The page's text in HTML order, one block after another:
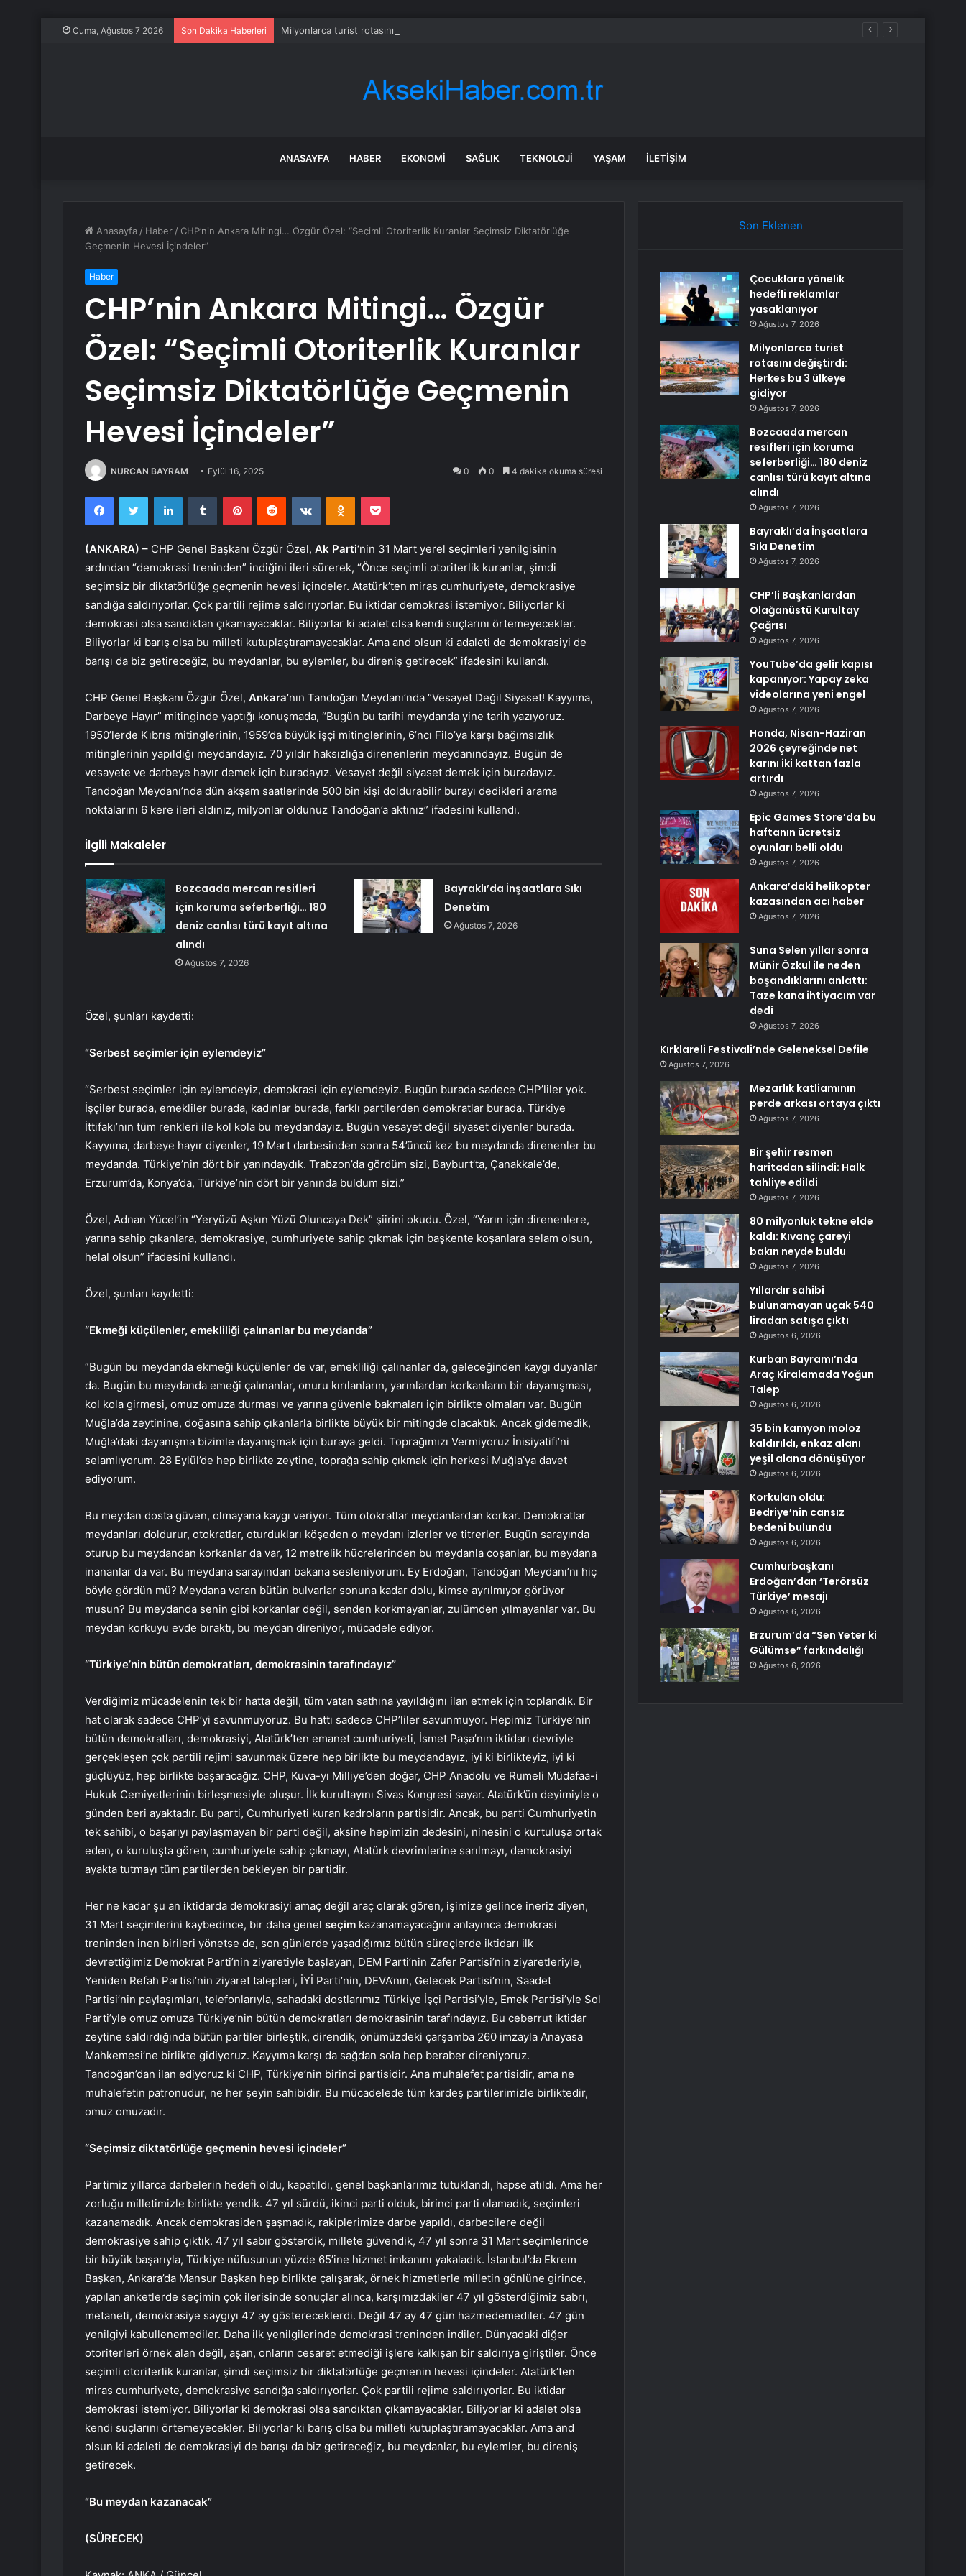
Cuma, Ağustos 7 2026 Son Dakika Haberleri Milyonlarca turist rotasını değiştirdi: Herkes bu 3 ülkeye gidiyor
ANASAYFA HABER EKONOMI SAĞLIK TEKNOLOJI YAŞAM İLETIŞIM
Anasayfa / Haber / CHP’nin Ankara Mitingi… Özgür Özel: “Seçimli Otoriterlik Kuranlar Seçimsiz Diktatörlüğe
Geçmenin Hevesi İçindeler”
Haber
CHP’nin Ankara Mitingi… Özgür
Özel: “Seçimli Otoriterlik Kuranlar
Seçimsiz Diktatörlüğe Geçmenin
Hevesi İçindeler”
NURCAN BAYRAM Eylül 16, 2025 0 0 4 dakika okuma süresi
FacebookTwitter LinkedInTumblr PinterestReddit VKontakteOdnoklassniki
Pocket
(ANKARA) – CHP Genel Başkanı Özgür Özel, Ak Parti‘nin 31 Mart yerel seçimleri yenilgisinin
ardından “demokrasi treninden” indiğini ileri sürerek, “Önce seçimli otoriterlik kuranlar, şimdi
seçimsiz bir diktatörlüğe geçmenin hevesi içindeler. Atatürk’ten miras cumhuriyete, demokrasiye
sandığa saldırıyorlar. Çok partili rejime saldırıyorlar. Bu iktidar demokrasi istemiyor. Biliyorlar ki
demokrasi olsa sandıktan çıkamayacaklar. Biliyorlar ki adalet olsa kendi suçlarını örtemeyecekler.
Biliyorlar ki barış olsa bu milleti kutuplaştıramayacaklar. Ama and olsun ki adaleti de demokrasiyi de
barışı da biz getireceğiz, bu meydanlar, bu eylemler, bu direniş getirecek” ifadesini kullandı.
CHP Genel Başkanı Özgür Özel, Ankara‘nın Tandoğan Meydanı’nda “Vesayet Değil Siyaset! Kayyıma,
Darbeye Hayır” mitinginde yaptığı konuşmada, “Bugün bu tarihi meydanda yine tarih yazıyoruz.
1950’lerde Kıbrıs mitinglerinin, 1959’da büyük işçi mitinglerinin, 6’ncı Filo’ya karşı bağımsızlık
mitinglerinin yapıldığı meydandayız. 70 yıldır haksızlığa direnenlerin meydanındayız. Bugün de
vesayete ve darbeye hayır demek için buradayız. Vesayet değil siyaset demek için buradayız.
Tandoğan Meydanı’nda dün akşam saatlerinde 500 bin kişi doldurabilir burayı dedikleri arama
noktalarını 6 kere ileri aldınız, milyonlar oldunuz Tandoğan’a aktınız” ifadesini kullandı.
İlgili Makaleler
Bozcaada mercan resifleri
için koruma seferberliği… 180
deniz canlısı türü kayıt altına
alındı
Ağustos 7, 2026
Bayraklı’da İnşaatlara Sıkı
Denetim
Ağustos 7, 2026
Özel, şunları kaydetti:
“Serbest seçimler için eylemdeyiz”
“Serbest seçimler için eylemdeyiz, demokrasi için eylemdeyiz. Bugün burada sadece CHP’liler yok.
İşçiler burada, emekliler burada, kadınlar burada, farklı partilerden demokratlar burada. Türkiye
İttifakı’nın tüm renkleri ile kol kola bu meydandayız. Bugün vesayet değil siyaset diyenler burada.
Kayyıma, darbeye hayır diyenler, 19 Mart darbesinden sonra 54’üncü kez bu meydanda direnenler bu
meydanda. Türkiye’nin dört bir yanındaydık. Trabzon’da gördüm sizi, Bayburt’ta, Çanakkale’de,
Erzurum’da, Konya’da, Türkiye’nin dört bir yanında buldum sizi.”
Özel, Adnan Yücel’in “Yeryüzü Aşkın Yüzü Oluncaya Dek” şiirini okudu. Özel, “Yarın için direnenlere,
yarına sahip çıkanlara, demokrasiye, cumhuriyete sahip çıkmak için başkente koşanlara selam olsun,
helal olsun” ifadesini kullandı.
Özel, şunları kaydetti:
“Ekmeği küçülenler, emekliliği çalınanlar bu meydanda”
“Bugün bu meydanda ekmeği küçülenler de var, emekliliği çalınanlar da, geleceğinden kaygı duyanlar
da. Bugün bu meydanda emeği çalınanlar, onuru kırılanların, yarınlardan korkanların bir dayanışması,
kol kola girmesi, omuz omuza durması ve yarına güvenle bakmaları için birlikte olmaları var. Bugün
Muğla’da zeytinine, doğasına sahip çıkanlarla birlikte büyük bir mitingde olacaktık. Ancak gidemedik,
Muğla’daki dayanışma bizimle dayanışmak için buraya geldi. Toprağımızı Vermiyoruz İnisiyatifi’ni
selamlıyorum. 28 Eylül’de hep birlikte zeytine, toprağa sahip çıkmak için herkesi Muğla’ya davet
ediyorum.
Bu meydan dosta güven, olmayana kaygı veriyor. Tüm otokratlar meydanlardan korkar. Demokratlar
meydanları doldurur, otokratlar, oturdukları köşeden o meydanı izlerler ve titrerler. Bugün sarayında
oturup bu meydandan korkanlar da var, 12 metrelik hücrelerinden bu meydanla coşanlar, bu meydana
inananlar da var. Bu meydana sarayından bakana sesleniyorum. Ey Erdoğan, Tandoğan Meydanı’nı hiç
böyle gördün mü? Meydana varan bütün bulvarlar sonuna kadar dolu, kimse ayrılmıyor görüyor
musun? Bu meydanda senin gibi korkanlar değil, senden korkmayanlar, zulümden yılmayanlar var. Bu
meydan korkuyu evde bıraktı, bu meydan direniyor, mücadele ediyor.
“Türkiye’nin bütün demokratları, demokrasinin tarafındayız”
Verdiğimiz mücadelenin tek bir hatta değil, tüm vatan sathına yayıldığını ilan etmek için toplandık. Bir
hat olarak sadece CHP’yi savunmuyoruz. Bu hattı sadece CHP’liler savunmuyor. Hepimiz Türkiye’nin
bütün demokratları, demokrasiyi, Atatürk’ten emanet cumhuriyeti, İsmet Paşa’nın iktidarı devriyle
gerçekleşen çok partili rejimi savunmak üzere hep birlikte bu meydandayız, iyi ki birlikteyiz, iyi ki
güçlüyüz, hep birlikte başaracağız. CHP, Kuva-yı Milliye’den doğar, CHP Anadolu ve Rumeli Müdafaa-i
Hukuk Cemiyetlerinin birleşmesiyle oluşur. İlk kurultayını Sivas Kongresi sayar. Atatürk’ün deyimiyle o
günden beri ayaktadır. Bu parti, Cumhuriyeti kuran kadroların partisidir. Ancak, bu parti Cumhuriyetin
tek sahibi, o başarıyı paylaşmayan bir parti değil, aksine hepimizin dedesini, ninesini o kurtuluşa ortak
eden, o kuruluşta gören, cumhuriyete sahip çıkmayı, Atatürk devrimlerine sarılmayı, demokrasiyi
ayakta tutmayı tüm partilerden bekleyen bir partidir.
Her ne kadar şu an iktidarda demokrasiyi amaç değil araç olarak gören, işimize gelince ineriz diyen,
31 Mart seçimlerini kaybedince, bir daha genel seçim kazanamayacağını anlayınca demokrasi
treninden inen birileri yönetse de, son günlerde yaşadığımız bütün süreçlerde iktidarı ilk
devrettiğimiz Demokrat Parti’nin ziyaretiyle başlayan, DEM Parti’nin Zafer Partisi’nin ziyaretleriyle,
Yeniden Refah Partisi’nin ziyaret talepleri, İYİ Parti’nin, DEVA’nın, Gelecek Partisi’nin, Saadet
Partisi’nin paylaşımları, telefonlarıyla, sahadaki dostlarımız Türkiye İşçi Partisi’yle, Emek Partisi’yle Sol
Parti’yle omuz omuza Türkiye’nin bütün demokratları demokrasinin tarafındayız. Bu ceberrut iktidar
zeytine saldırdığında bütün partiler birleştik, direndik, önümüzdeki çarşamba 260 imzayla Anayasa
Mahkemesi’ne birlikte gidiyoruz. Kayyıma karşı da sağdan sola hep beraber direniyoruz.
Tandoğan’dan ilan ediyoruz ki CHP, Türkiye’nin birinci partisidir. Ana muhalefet partisidir, ama ne
muhalefetin patronudur, ne her şeyin sahibidir. Bu mücadelede tüm kardeş partilerimizle birliktedir,
omuz omuzadır.
“Seçimsiz diktatörlüğe geçmenin hevesi içindeler”
Partimiz yıllarca darbelerin hedefi oldu, kapatıldı, genel başkanlarımız tutuklandı, hapse atıldı. Ama her
zorluğu milletimizle birlikte yendik. 47 yıl sürdü, ikinci parti olduk, birinci parti olamadık, seçimleri
kazanamadık. Ancak demokrasiden şaşmadık, rakiplerimize darbe yapıldı, darbecilere değil
demokrasiye sahip çıktık. 47 yıl sabır gösterdik, millete güvendik, 47 yıl sonra 31 Mart seçimlerinde
bir büyük başarıyla, Türkiye nüfusunun yüzde 65’ine hizmet imkanını yakaladık. İstanbul’da Ekrem
Başkan, Ankara’da Mansur Başkan hep birlikte çalışarak, örnek hizmetlerle milletin gönlüne girince,
yapılan anketlerde seçimin çok ilerisinde sonuçlar alınca, karşımızdakiler 47 yıl gösterdiğimiz sabrı,
metaneti, demokrasiye saygıyı 47 ay göstereceklerdi. Değil 47 ay 47 gün hazmedemediler. 47 gün
yenilgiyi kabullenemediler. Daha ilk yenilgilerinde demokrasi treninden indiler. Dünyadaki diğer
otoriterleri örnek alan değil, aşan, onların cesaret etmediği işlere kalkışan bir saldırıya giriştiler. Önce
seçimli otoriterlik kuranlar, şimdi seçimsiz bir diktatörlüğe geçmenin hevesi içindeler. Atatürk’ten
miras cumhuriyete, demokrasiye sandığa saldırıyorlar. Çok partili rejime saldırıyorlar. Bu iktidar
demokrasi istemiyor. Biliyorlar ki demokrasi olsa sandıktan çıkamayacaklar. Biliyorlar ki adalet olsa
kendi suçlarını örtemeyecekler. Biliyorlar ki barış olsa bu milleti kutuplaştıramayacaklar. Ama and
olsun ki adaleti de demokrasiyi de barışı da biz getireceğiz, bu meydanlar, bu eylemler, bu direniş
getirecek.
“Bu meydan kazanacak”
(SÜRECEK)
Son Eklenen
Çocuklara yönelik
hedefli reklamlar
yasaklanıyor
Ağustos 7, 2026
Milyonlarca turist
rotasını değiştirdi:
Herkes bu 3 ülkeye
gidiyor
Ağustos 7, 2026
Bozcaada mercan
resifleri için koruma
seferberliği… 180 deniz
canlısı türü kayıt altına
alındı
Ağustos 7, 2026
Bayraklı’da İnşaatlara
Sıkı Denetim
Ağustos 7, 2026
CHP’li Başkanlardan
Olağanüstü Kurultay
Çağrısı
Ağustos 7, 2026
YouTube’da gelir kapısı
kapanıyor: Yapay zeka
videolarına yeni engel
Ağustos 7, 2026
Honda, Nisan-Haziran
2026 çeyreğinde net
karını iki kattan fazla
artırdı
Ağustos 7, 2026
Epic Games Store’da bu
haftanın ücretsiz
oyunları belli oldu
Ağustos 7, 2026
Ankara’daki helikopter
kazasından acı haber
Ağustos 7, 2026
Suna Selen yıllar sonra
Münir Özkul ile neden
boşandıklarını anlattı:
Taze kana ihtiyacım var
dedi
Ağustos 7, 2026
Kırklareli Festivali’nde Geleneksel Defile
Ağustos 7, 2026
Mezarlık katliamının
perde arkası ortaya çıktı
Ağustos 7, 2026
Bir şehir resmen
haritadan silindi: Halk
tahliye edildi
Ağustos 7, 2026
80 milyonluk tekne elde
kaldı: Kıvanç çareyi
bakın neyde buldu
Ağustos 7, 2026
Yıllardır sahibi
bulunamayan uçak 540
liradan satışa çıktı
Ağustos 6, 2026
Kurban Bayramı’nda
Araç Kiralamada Yoğun
Talep
Ağustos 6, 2026
35 bin kamyon moloz
kaldırıldı, enkaz alanı
yeşil alana dönüşüyor
Ağustos 6, 2026
Korkulan oldu:
Bedriye’nin cansız
bedeni bulundu
Ağustos 6, 2026
Cumhurbaşkanı
Erdoğan’dan ‘Terörsüz
Türkiye’ mesajı
Ağustos 6, 2026
Erzurum’da “Sen Yeter ki
Gülümse” farkındalığı
Ağustos 6, 2026